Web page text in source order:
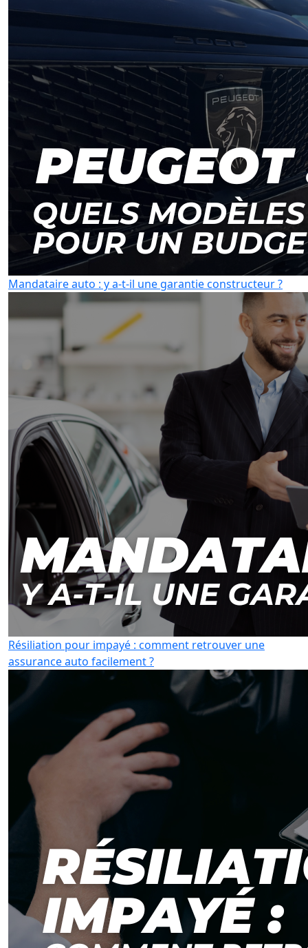
Mandataire auto : y a-t-il une garantie constructeur ?
Résiliation pour impayé : comment retrouver une
assurance auto facilement ?